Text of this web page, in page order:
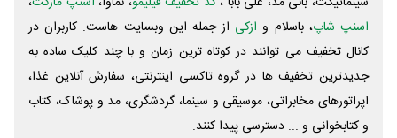
اسنپ شاپ، باسلام و ازکی از جمله این وبسایت ‌هاست. کاربران در
کانال تخفیف می توانند در کوتاه ترین زمان و با چند کلیک ساده به
جدیدترین تخفیف ها در گروه تاکسی اینترنتی، سفارش آنلاین غذا،
اپراتورهای مخابراتی، موسیقی و سینما، گردشگری، مد و پوشاک، کتاب
و کتابخوانی و ... دسترسی پیدا کنند.